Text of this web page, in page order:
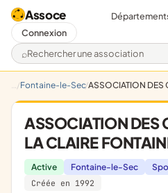
Assoce
Rechercher une association
Connexion
Fontaine-le-SecASSOCIATION DES
ASSOCIATION DES
LA CLAIRE
Active Fontaine-le-Sec
Créée en 1992